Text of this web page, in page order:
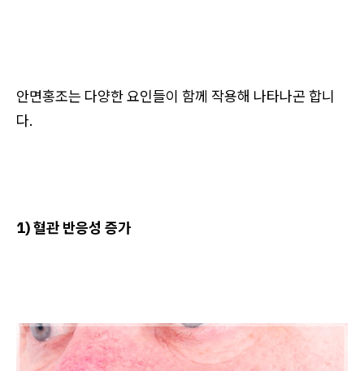
안면홍조는 다양한 요인들이 함께 작용해 나타나곤 합니
다.
1) 혈관 반응성 증가